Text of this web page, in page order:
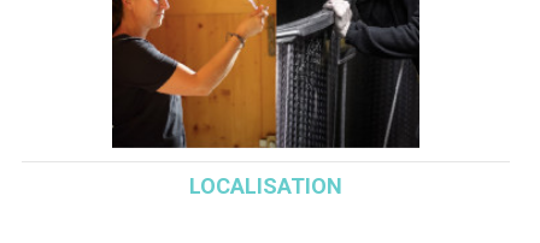
LOCALISATION